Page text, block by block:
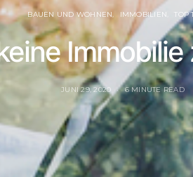
BAUEN UND WOHNEN IMMOBILIEN TOP
JUNI 29, 2020 6 MINUTE READ